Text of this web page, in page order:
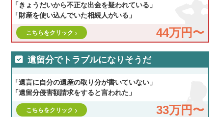
「きょうだいから不正な出金を疑われている」
「財産を使い込んでいた相続人がいる」
44万円〜
こちらをクリック
遺留分でトラブルになりそうだ
「遺言に自分の遺産の取り分が書いていない」
「遺留分侵害額請求をすると言われた」
33万円〜
こちらをクリック